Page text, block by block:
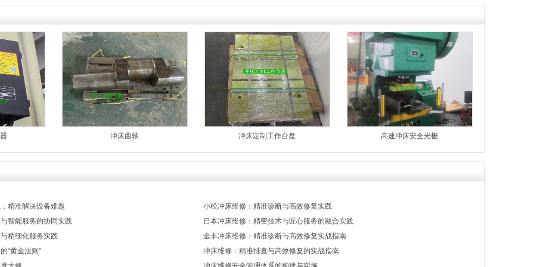
冲床曲轴 冲床定制工作台盘 高速冲床安全光栅
精准解决设备难题
小松冲床维修：精准诊断与高效修复实践
智能服务的协同实践
日本冲床维修：精密技术与匠心服务的融合实践
精细化服务实践
金丰冲床维修：精准诊断与高效修复实战指南
“黄金法则”
冲床维修：精准排查与高效修复的实战指南